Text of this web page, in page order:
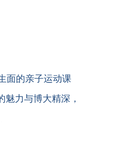
面的亲子运动课
力与博大精深，